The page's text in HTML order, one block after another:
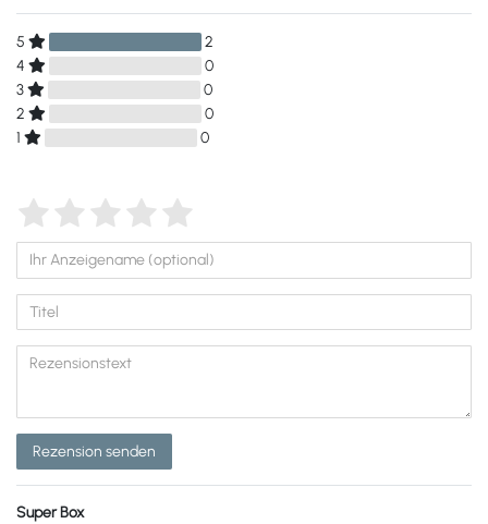
5
2
4
0
3
0
2
0
1
0
Rezension senden
Super Box